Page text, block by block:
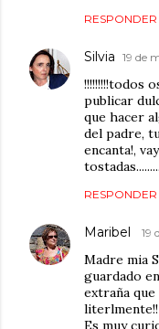
RESPONDER
Silvia 19 de
!!!!!!!!!todos
publicar
que hacer
del padre,
encanta!,
RESPONDER
Maribel 19
Madre mia
guardado
extraña
literlmente!!
Es muy